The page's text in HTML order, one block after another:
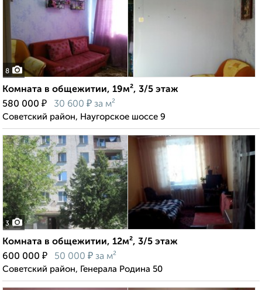
8
Комната в общежитии, 19м², 3/5 этаж
580 000 ₽ 30 600 ₽ за м²
Советский район, Наугорское шоссе 9
3
Комната в общежитии, 12м², 3/5 этаж
600 000 ₽ 50 000 ₽ за м²
Советский район, Генерала Родина 50